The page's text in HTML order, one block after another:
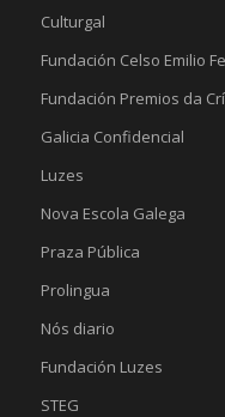
Culturgal
Fundación Celso Emilio
Fundación Premios da
Galicia Confidencial
Luzes
Nova Escola Galega
Praza Pública
Prolingua
Nós diario
Fundación Luzes
STEG